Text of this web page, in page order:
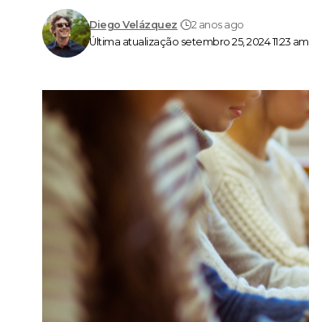
Última atualização setembro 25, 2024 11:23 am
Diego Velázquez 2 anos ago